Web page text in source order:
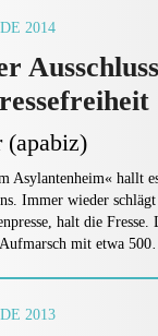
2014
(apabiz)
Asylantenheim« hallt
Immer wieder
halt die Fresse.
mit etwa 500…
2013